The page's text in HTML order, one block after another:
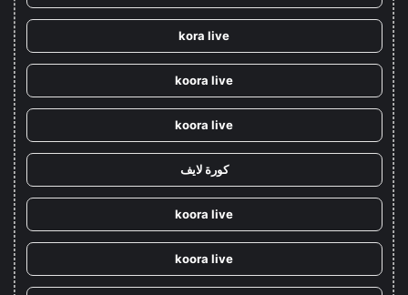
kora live
koora live
koora live
كورة لايف
koora live
koora live